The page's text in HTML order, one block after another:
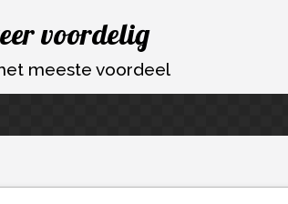
voordelig
meeste voordeel